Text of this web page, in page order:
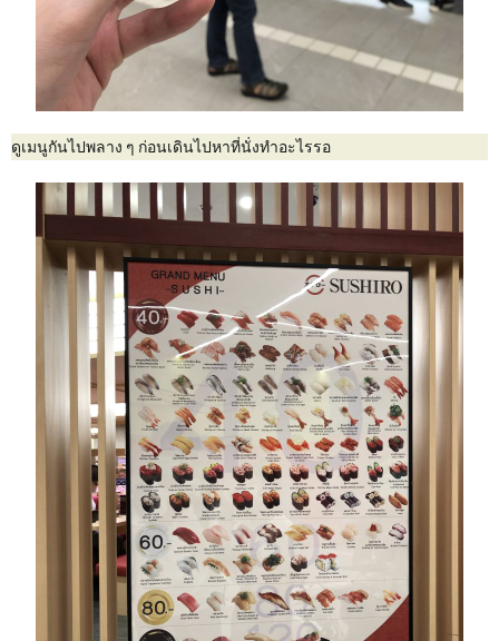
ดูเมนูกันไปพลาง ๆ ก่อนเดินไปหาที่นั่งทำอะไรรอ